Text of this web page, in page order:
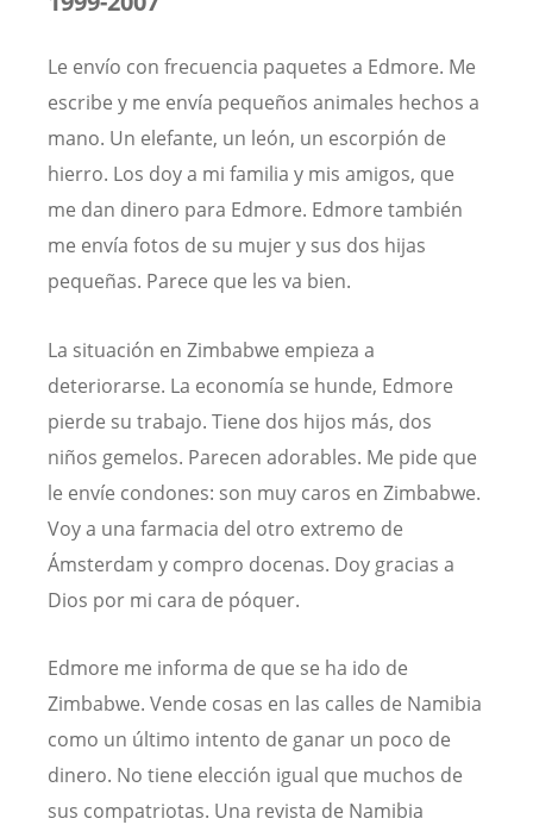
Le envío con frecuencia paquetes a Edmore. Me
escribe y me envía pequeños animales hechos a
mano. Un elefante, un león, un escorpión de
hierro. Los doy a mi familia y mis amigos, que
me dan dinero para Edmore. Edmore también
me envía fotos de su mujer y sus dos hijas
pequeñas. Parece que les va bien.
La situación en Zimbabwe empieza a
deteriorarse. La economía se hunde, Edmore
pierde su trabajo. Tiene dos hijos más, dos
niños gemelos. Parecen adorables. Me pide que
le envíe condones: son muy caros en Zimbabwe.
Voy a una farmacia del otro extremo de
Ámsterdam y compro docenas. Doy gracias a
Dios por mi cara de póquer.
Edmore me informa de que se ha ido de
Zimbabwe. Vende cosas en las calles de Namibia
como un último intento de ganar un poco de
dinero. No tiene elección igual que muchos de
sus compatriotas. Una revista de Namibia